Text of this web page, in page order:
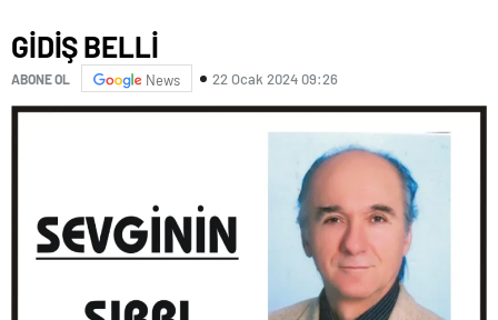
GİDİŞ BELLİ
ABONE OL News 22 Ocak 2024 09:26